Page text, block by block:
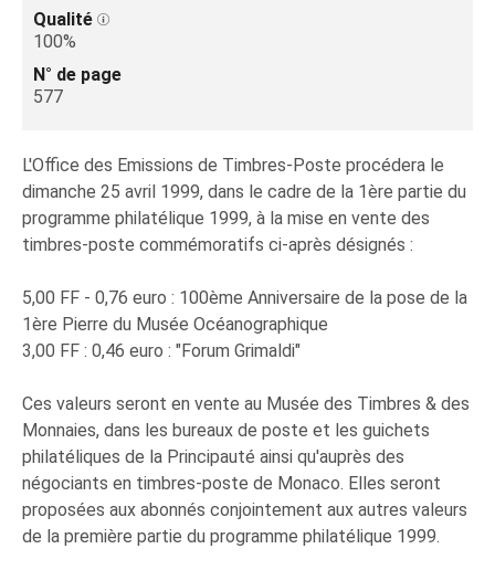
Qualité
100%
N° de page
577
L'Office des Emissions de Timbres-Poste procédera le
dimanche 25 avril 1999, dans le cadre de la 1ère partie du
programme philatélique 1999, à la mise en vente des
timbres-poste commémoratifs ci-après désignés :
5,00 FF - 0,76 euro : 100ème Anniversaire de la pose de la
1ère Pierre du Musée Océanographique
3,00 FF : 0,46 euro : "Forum Grimaldi"
Ces valeurs seront en vente au Musée des Timbres & des
Monnaies, dans les bureaux de poste et les guichets
philatéliques de la Principauté ainsi qu'auprès des
négociants en timbres-poste de Monaco. Elles seront
proposées aux abonnés conjointement aux autres valeurs
de la première partie du programme philatélique 1999.